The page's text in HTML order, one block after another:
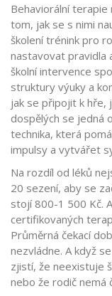
Behaviorální
tom, jak se s nimi
školení trénink pro
nastavovat pravidla
školní intervence
struktury výuky a
jak se připojit k hře,
dospělých se jedná o
technika, která
impulsy a vytvářet
Na rozdíl od léků
20 sezení, aby se
stojí 800-1 500 Kč.
certifikovaných
Průměrná čekací
nezvládne. A když
zjistí, že neexistuje
nebo že rodič nemá